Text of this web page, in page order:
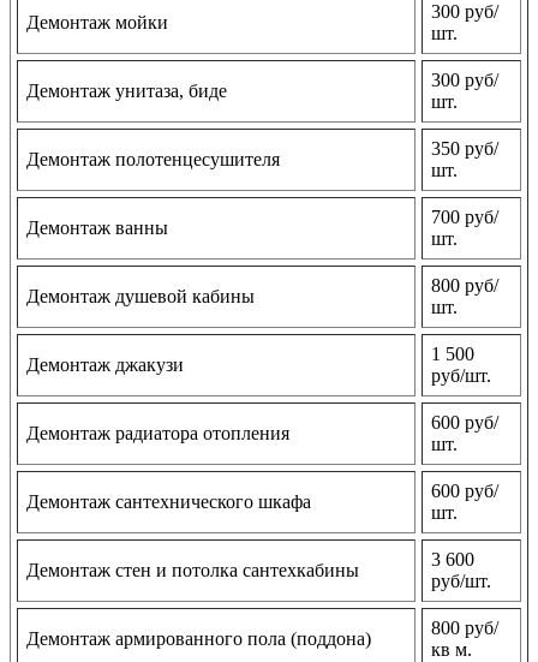
Демонтаж мойки
300 руб/
шт.
Демонтаж унитаза, биде
300 руб/
шт.
Демонтаж полотенцесушителя
350 руб/
шт.
Демонтаж ванны
700 руб/
шт.
Демонтаж душевой кабины
800 руб/
шт.
Демонтаж джакузи
1 500
руб/шт.
Демонтаж радиатора отопления
600 руб/
шт.
Демонтаж сантехнического шкафа
600 руб/
шт.
Демонтаж стен и потолка сантехкабины
3 600
руб/шт.
Демонтаж армированного пола (поддона)
800 руб/
кв м.